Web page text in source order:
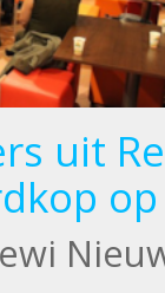
uit